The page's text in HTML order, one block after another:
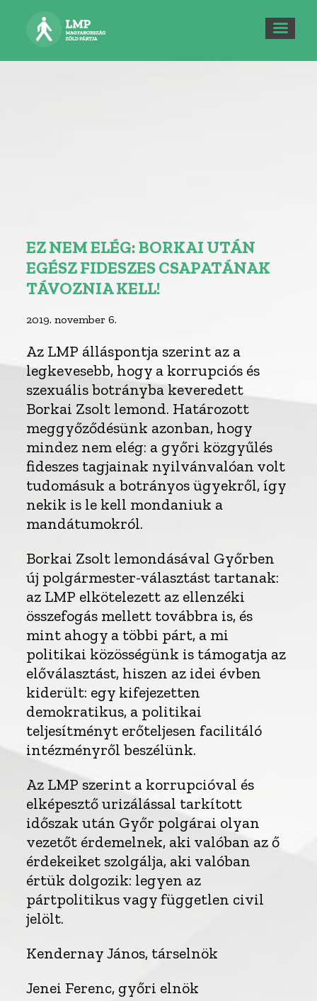
EZ NEM ELÉG: BORKAI UTÁN
EGÉSZ FIDESZES CSAPATÁNAK
TÁVOZNIA KELL!
2019. november 6.
Az LMP álláspontja szerint az a
legkevesebb, hogy a korrupciós és
szexuális botrányba keveredett
Borkai Zsolt lemond. Határozott
meggyőződésünk azonban, hogy
mindez nem elég: a győri közgyűlés
fideszes tagjainak nyilvánvalóan volt
tudomásuk a botrányos ügyekről, így
nekik is le kell mondaniuk a
mandátumokról.
Borkai Zsolt lemondásával Győrben
új polgármester-választást tartanak:
az LMP elkötelezett az ellenzéki
összefogás mellett továbbra is, és
mint ahogy a többi párt, a mi
politikai közösségünk is támogatja az
előválasztást, hiszen az idei évben
kiderült: egy kifejezetten
demokratikus, a politikai
teljesítményt erőteljesen facilitáló
intézményről beszélünk.
Az LMP szerint a korrupcióval és
elképesztő urizálással tarkított
időszak után Győr polgárai olyan
vezetőt érdemelnek, aki valóban az ő
érdekeiket szolgálja, aki valóban
értük dolgozik: legyen az
pártpolitikus vagy független civil
jelölt.
Kendernay János, társelnök
Jenei Ferenc, győri elnök